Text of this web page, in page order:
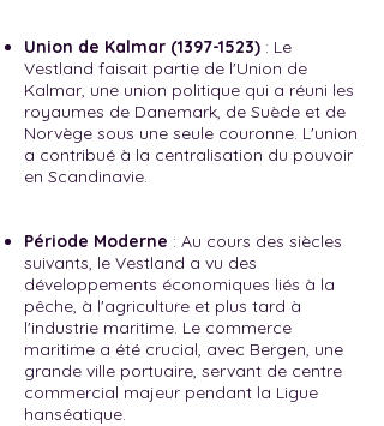
Union de Kalmar (1397-1523) : Le
Vestland faisait partie de l'Union de
Kalmar, une union politique qui a réuni les
royaumes de Danemark, de Suède et de
Norvège sous une seule couronne. L'union
a contribué à la centralisation du pouvoir
en Scandinavie.
Période Moderne : Au cours des siècles
suivants, le Vestland a vu des
développements économiques liés à la
pêche, à l'agriculture et plus tard à
l'industrie maritime. Le commerce
maritime a été crucial, avec Bergen, une
grande ville portuaire, servant de centre
commercial majeur pendant la Ligue
hanséatique.